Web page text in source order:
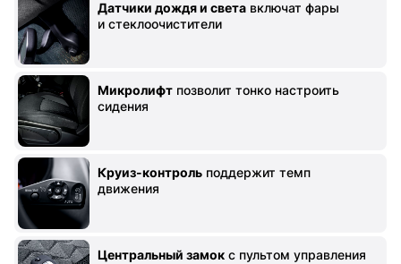
Датчики дождя и света включат фары
и стеклоочистители
Микролифт позволит тонко настроить
сидения
Круиз-контроль поддержит темп
движения
Центральный замок с пультом управления